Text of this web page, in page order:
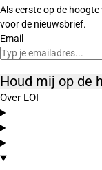
Als eerste op de
voor de nieuwsbrief.
Email
Houd mij op de
Over LOI